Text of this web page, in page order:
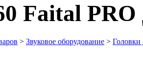
Faital
> Звуковое оборудование > Головки